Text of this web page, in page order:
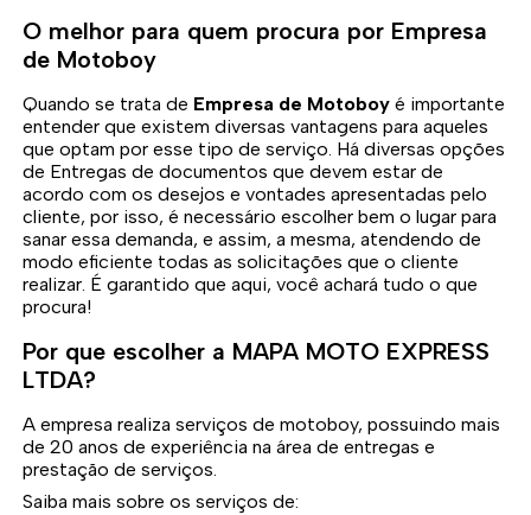
O melhor para quem procura por Empresa
de Motoboy
Quando se trata de Empresa de Motoboy é importante
entender que existem diversas vantagens para aqueles
que optam por esse tipo de serviço. Há diversas opções
de Entregas de documentos que devem estar de
acordo com os desejos e vontades apresentadas pelo
cliente, por isso, é necessário escolher bem o lugar para
sanar essa demanda, e assim, a mesma, atendendo de
modo eficiente todas as solicitações que o cliente
realizar. É garantido que aqui, você achará tudo o que
procura!
Por que escolher a MAPA MOTO EXPRESS
LTDA?
A empresa realiza serviços de motoboy, possuindo mais
de 20 anos de experiência na área de entregas e
prestação de serviços.
Saiba mais sobre os serviços de: